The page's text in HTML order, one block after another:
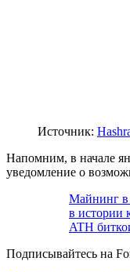
Источник:
Напомним, в начале
уведомление о
Майнинг в
в истории
ATH
Подписывайтесь на